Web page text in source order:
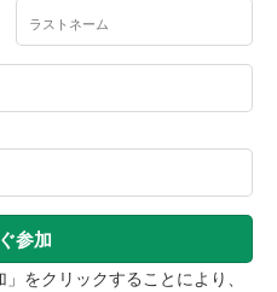
をクリックすることにより、